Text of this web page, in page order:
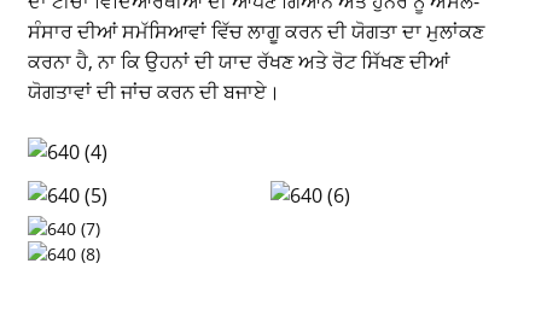
ਸੰਸਾਰ ਦੀਆਂ ਸਮੱਸਿਆਵਾਂ ਵਿੱਚ ਲਾਗੂ ਕਰਨ ਦੀ ਯੋਗਤਾ ਦਾ ਮੁਲਾਂਕਣ
ਕਰਨਾ ਹੈ, ਨਾ ਕਿ ਉਹਨਾਂ ਦੀ ਯਾਦ ਰੱਖਣ ਅਤੇ ਰੋਟ ਸਿੱਖਣ ਦੀਆਂ
ਯੋਗਤਾਵਾਂ ਦੀ ਜਾਂਚ ਕਰਨ ਦੀ ਬਜਾਏ।